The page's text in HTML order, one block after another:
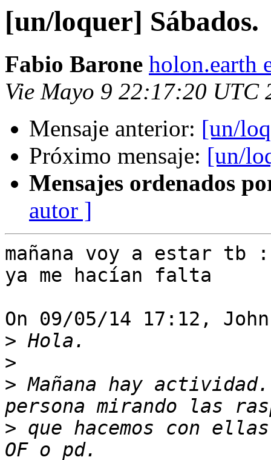
[un/loquer] Sábados.
Fabio Barone holon.earth
Vie Mayo 9 22:17:20 UTC
Mensaje anterior: [un/
Próximo mensaje: [un/
Mensajes ordenados
autor ]
mañana voy a estar tb
ya me hacían falta
On 09/05/14 17:12,
>
>
> Mañana hay
> que hacemos con